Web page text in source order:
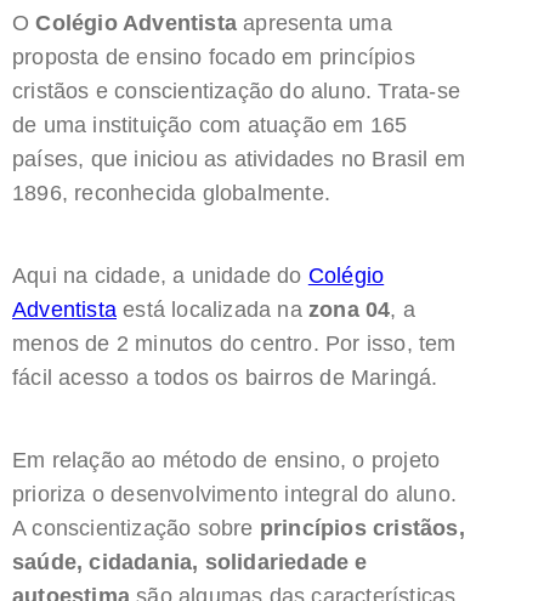
OColégio Adventistaapresenta uma
proposta de ensino focado em princípios
cristãos e conscientização do aluno. Trata-se
de uma instituição com atuação em 165
países, que iniciou as atividades no Brasil em
1896, reconhecida globalmente.
Aqui na cidade, a unidade do Colégio
Adventista está localizada na zona 04, a
menos de 2 minutos do centro. Por isso, tem
fácil acesso a todos os bairros de Maringá.
Em relação ao método de ensino, o projeto
prioriza o desenvolvimento integral do aluno.
A conscientização sobre princípios cristãos,
saúde, cidadania, solidariedade e
autoestima são algumas das características